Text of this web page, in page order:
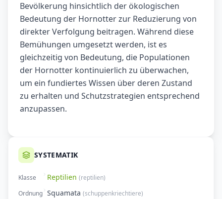
Bevölkerung hinsichtlich der ökologischen
Bedeutung der Hornotter zur Reduzierung von
direkter Verfolgung beitragen. Während diese
Bemühungen umgesetzt werden, ist es
gleichzeitig von Bedeutung, die Populationen
der Hornotter kontinuierlich zu überwachen,
um ein fundiertes Wissen über deren Zustand
zu erhalten und Schutzstrategien entsprechend
anzupassen.
SYSTEMATIK
Klasse Reptilien (reptilien)
Ordnung Squamata (schuppenkriechtiere)